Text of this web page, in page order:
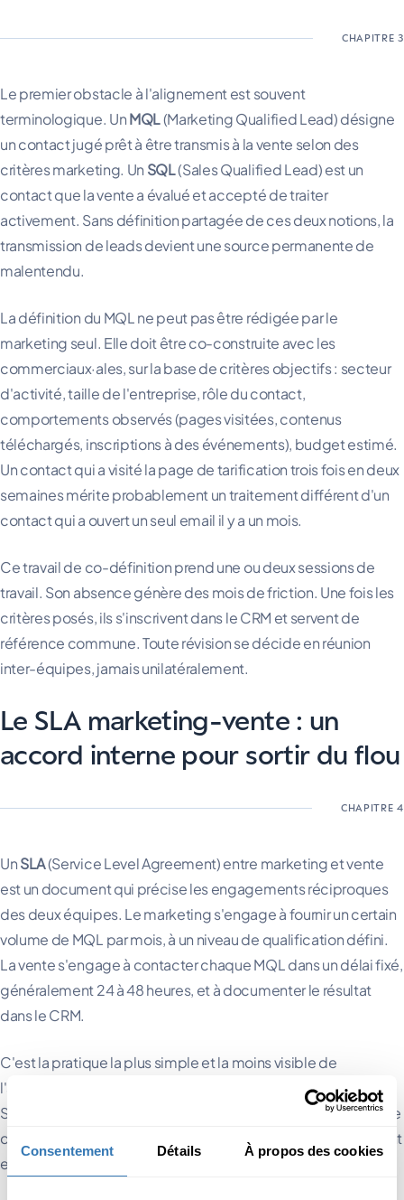
Consentement Détails À propos des cookies
Le premier obstacle à l'alignement est souvent
terminologique. UnMQL(Marketing Qualified Lead) désigne
un contact jugé prêt à être transmis à la vente selon des
critères marketing. Un SQL(Sales Qualified Lead) est un
contact que la vente a évalué et accepté de traiter
activement. Sans définition partagée de ces deux notions, la
transmission de leads devient une source permanente de
malentendu.
La définition du MQL ne peut pas être rédigée par le
marketing seul. Elle doit être co-construite avec les
commerciaux·ales, sur la base de critères objectifs : secteur
d'activité, taille de l'entreprise, rôle du contact,
comportements observés (pages visitées, contenus
téléchargés, inscriptions à des événements), budget estimé.
Un contact qui a visité la page de tarification trois fois en deux
semaines mérite probablement un traitement différent d'un
contact qui a ouvert un seul email il y a un mois.
Ce travail de co-définition prend une ou deux sessions de
travail. Son absence génère des mois de friction. Une fois les
critères posés, ils s'inscrivent dans le CRM et servent de
référence commune. Toute révision se décide en réunion
inter-équipes, jamais unilatéralement.
Le SLA marketing-vente : un
accord interne pour sortir du flou
UnSLA(Service Level Agreement) entre marketing et vente
est un document qui précise les engagements réciproques
des deux équipes. Le marketing s'engage à fournir un certain
volume de MQL par mois, à un niveau de qualification défini.
La vente s'engage à contacter chaque MQL dans un délai fixé,
généralement 24 à 48 heures, et à documenter le résultat
dans le CRM.
C'est la pratique la plus simple et la moins visible de
l'alignement marketing et vente. C'est aussi la plus efficace.
Sans SLA, chaque désaccord reste un débat d'opinions sur ce
qui aurait dû se passer. Avec un SLA, l'écart entre engagement
et réalité est visible, mesurable et corrigeable.